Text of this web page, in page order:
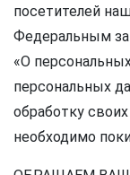
посетителей
Федеральным
«О
персональных
обработку
необходимо